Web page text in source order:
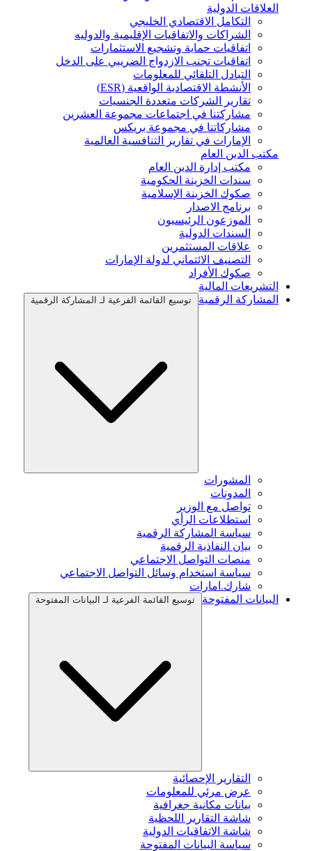
العلاقات الدولية
التكامل الاقتصادي الخليجي
الشراكات والاتفاقيات الإقليمية والدوليه
اتفاقيات حماية وتشجيع الاستثمارات
اتفاقيات تجنب الازدواج الضريبي على الدخل
التبادل التلقائي للمعلومات
الأنشطة الاقتصادية الواقعية (ESR)
تقارير الشركات متعددة الجنسيات
مشاركتنا في اجتماعات مجموعة العشرين
مشاركاتنا في مجموعة بريكس
الإمارات في تقارير التنافسية العالمية
مكتب الدين العام
مكتب إدارة الدين العام
سندات الخزينة الحكومية
صكوك الخزينة الإسلامية
برنامج الاصدار
الموزعون الرئيسيون
السندات الدولية
علاقات المستثمرين
التصنيف الائتماني لدولة الإمارات
صكوك الأفراد
التشريعات المالية
المشاركة الرقمية
توسيع القائمة الفرعية لـ المشاركة الرقمية
المشورات
المدونات
تواصل مع الوزير
استطلاعات الرأي
سياسة المشاركة الرقمية
بيان النفاذية الرقمية
منصات التواصل الاجتماعي
سياسة استخدام وسائل التواصل الاجتماعي
شارك.امارات
البيانات المفتوحة
توسيع القائمة الفرعية لـ البيانات المفتوحة
التقارير الإحصائية
عرض مرئي للمعلومات
بيانات مكانية جغرافية
شاشة التقارير اللحظية
شاشة الاتفاقيات الدولية
سياسة البيانات المفتوحة